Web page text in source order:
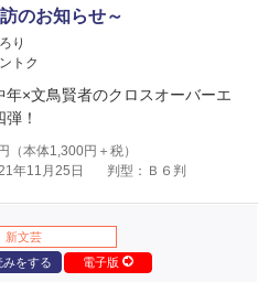
のお知らせ～
り
トク
年×文鳥賢者のクロスオーバーエ
！
円（本体1,300円＋税）
年11月25日
判型：Ｂ６判
新文芸
みをする
電子版